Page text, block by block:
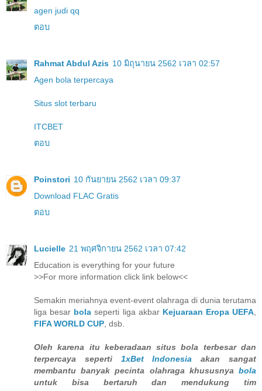
agen judi qq
ตอบ
Rahmat Abdul Azis 10 มิถุนายน 2562 เวลา 02:57
Agen bola terpercaya
Situs slot terbaru
ITCBET
ตอบ
Poinstori 10 กันยายน 2562 เวลา 09:37
Download FLAC Gratis
ตอบ
Lucielle 21 พฤศจิกายน 2562 เวลา 07:42
Education is everything for your future
>>For more information click link below<<
Semakin meriahnya event-event olahraga di dunia terutama
liga besar bola seperti liga akbar Kejuaraan Eropa UEFA
FIFA WORLD CUP , dsb.
Oleh karena itu keberadaan situs bola terbesar dan
terpercaya seperti 1xBet Indonesia akan sangat
membantu banyak pecinta olahraga khususnya bola
untuk bisa bertaruh dan mendukung tim